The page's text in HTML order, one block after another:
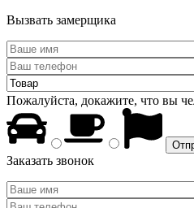
Вызвать замерщика
Пожалуйста, докажите, что вы
Заказать звонок